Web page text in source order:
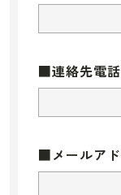
■連絡先電
■メールア